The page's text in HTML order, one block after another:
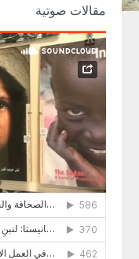
مقالات صوتية